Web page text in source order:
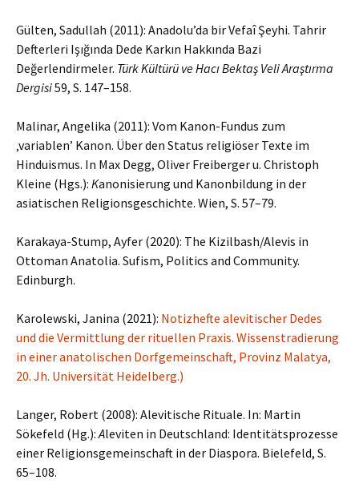
Gülten, Sadullah (2011): Anadolu’da bir Vefaî Şeyhi. Tahrir
Defterleri Işığında Dede Karkın Hakkında Bazi
Değerlendirmeler. Türk Kültürü ve Hacı Bektaş Veli Araştırma
Dergisi59, S. 147–158.
Malinar, Angelika (2011): Vom Kanon-Fundus zum
‚variablen’ Kanon. Über den Status religiöser Texte im
Hinduismus. In Max Degg, Oliver Freiberger u. Christoph
Kleine (Hgs.): Kanonisierung und Kanonbildung in der
asiatischen Religionsgeschichte. Wien, S. 57–79.
Karakaya-Stump, Ayfer (2020): The Kizilbash/Alevis in
Ottoman Anatolia. Sufism, Politics and Community.
Edinburgh.
Karolewski, Janina (2021): Notizhefte alevitischer Dedes
und die Vermittlung der rituellen Praxis. Wissenstradierung
in einer anatolischen Dorfgemeinschaft, Provinz Malatya,
20. Jh. Universität Heidelberg.)
Langer, Robert (2008): Alevitische Rituale. In: Martin
Sökefeld (Hg.):Aleviten in Deutschland: Identitätsprozesse
einer Religionsgemeinschaft in der Diaspora. Bielefeld, S.
65–108.